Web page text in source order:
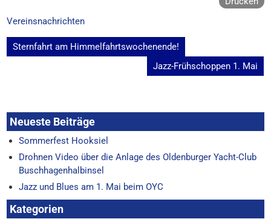
Vereinsnachrichten
Beitragsnavigation
Sternfahrt am Himmelfahrtswochenende!
Jazz-Frühschoppen 1. Mai
Neueste Beiträge
Sommerfest Hooksiel
Drohnen Video über die Anlage des Oldenburger Yacht-Club
Buschhagenhalbinsel
Jazz und Blues am 1. Mai beim OYC
Kategorien